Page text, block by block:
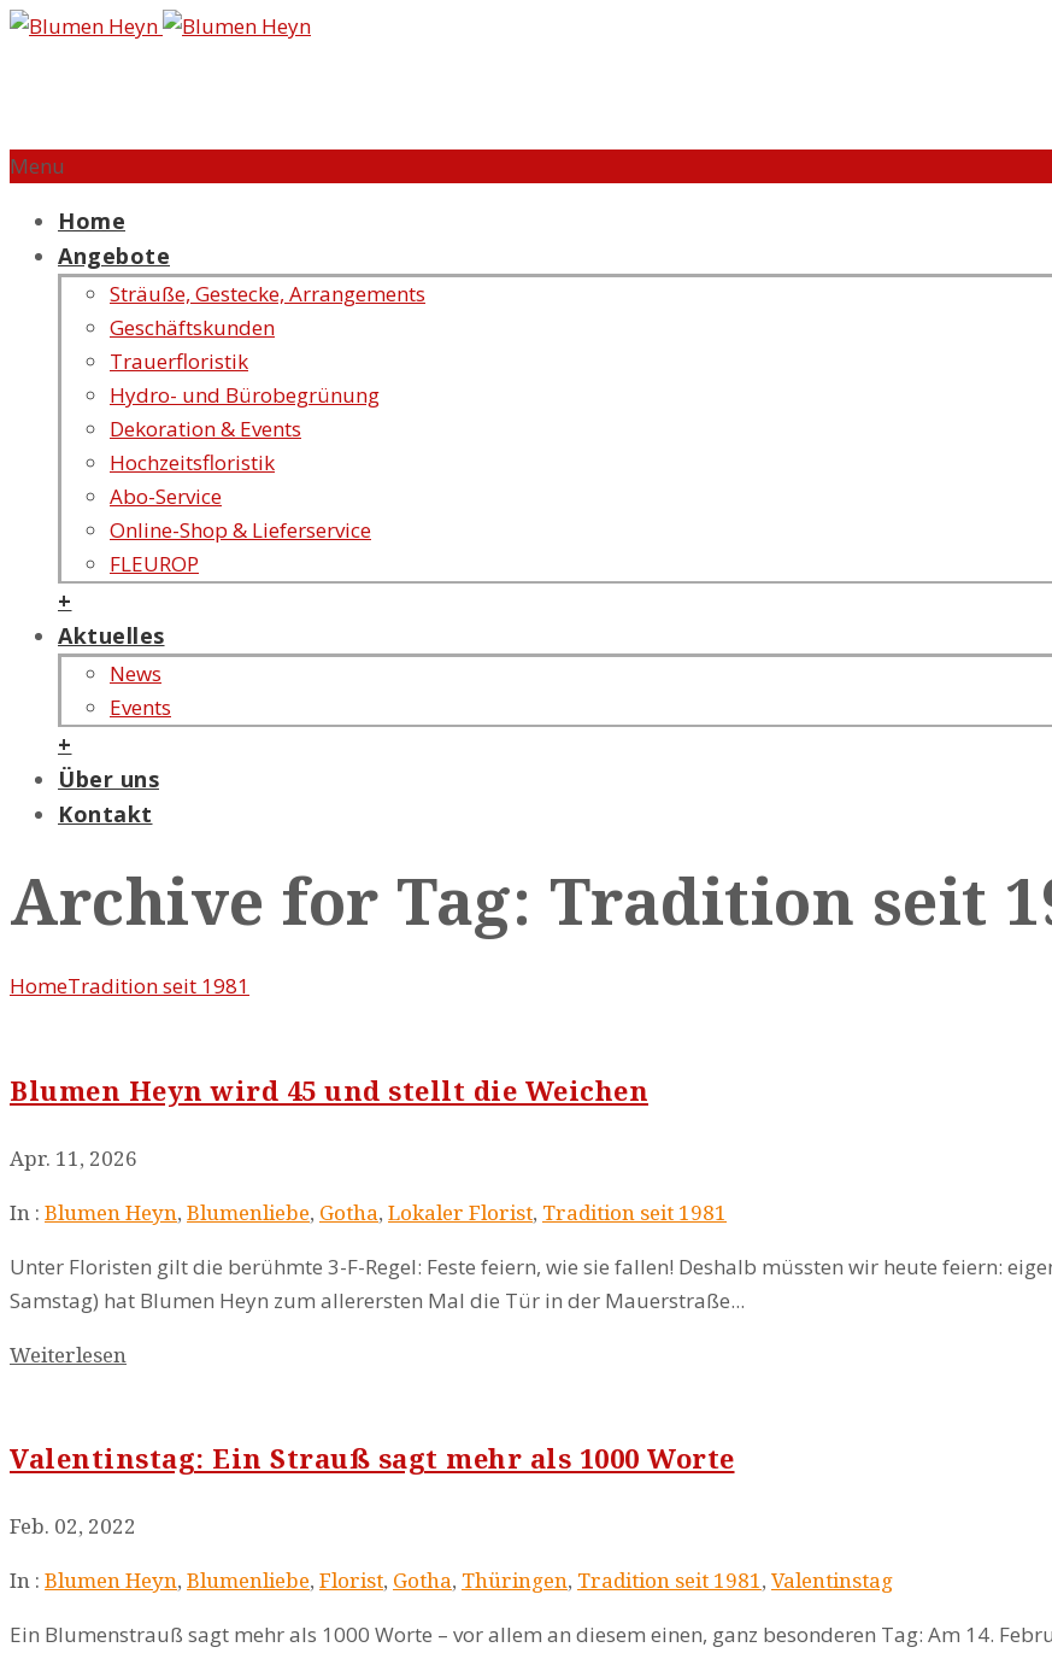
Menu
Home
Angebote
Sträuße, Gestecke, Arrangements
Geschäftskunden
Trauerfloristik
Hydro- und Bürobegrünung
Dekoration & Events
Hochzeitsfloristik
Abo-Service
Online-Shop & Lieferservice
FLEUROP
+
Aktuelles
News
Events
+
Über uns
Kontakt
Archive for Tag: Tradition seit
HomeTradition seit 1981
Blumen Heyn wird 45 und stellt die Weichen
Apr. 11, 2026
In : Blumen Heyn, Blumenliebe, Gotha, Lokaler Florist, Tradition seit 1981
Unter Floristen gilt die berühmte 3-F-Regel: Feste feiern, wie sie fallen! Deshalb müssten wir heute feiern:
Samstag) hat Blumen Heyn zum allerersten Mal die Tür in der Mauerstraße...
Weiterlesen
Valentinstag: Ein Strauß sagt mehr als 1000 Worte
Feb. 02, 2022
In : Blumen Heyn, Blumenliebe, Florist, Gotha, Thüringen, Tradition seit 1981, Valentinstag
Ein Blumenstrauß sagt mehr als 1000 Worte – vor allem an diesem einen, ganz besonderen Tag: Am 14.